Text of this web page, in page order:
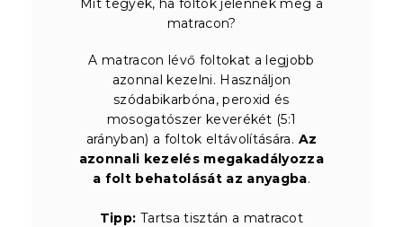
Mit tegyek, ha foltok jelennek meg a
matracon?
A matracon lévő foltokat a legjobb
azonnal kezelni. Használjon
szódabikarbóna, peroxid és
mosogatószer keverékét (5:1
arányban) a foltok eltávolítására. Az
azonnali kezelés megakadályozza
a folt behatolását az anyagba.
Tipp: Tartsa tisztán a matracot